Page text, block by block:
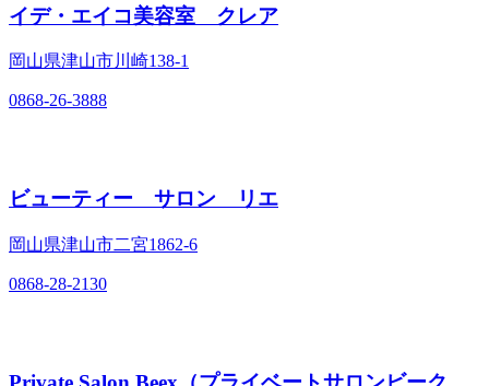
イデ・エイコ美容室 クレア
岡山県津山市川崎138‐1
0868-26-3888
ビューティー サロン リエ
岡山県津山市二宮1862‐6
0868-28-2130